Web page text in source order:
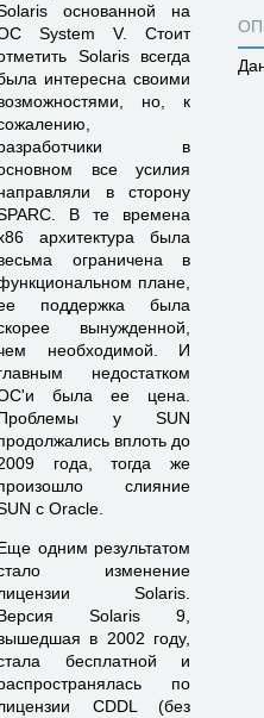
основанной на
System V. Стоит
Solaris всегда
интересна своими
но, к
в
все усилия
в сторону
В те времена
архитектура была
ограничена в
плане,
поддержка была
вынужденной,
необходимой. И
недостатком
была ее цена.
у SUN
вплоть до
года, тогда же
слияние
с Oracle.
одним результатом
изменение
Solaris.
Solaris 9,
в 2002 году,
бесплатной и
по
CDDL (без